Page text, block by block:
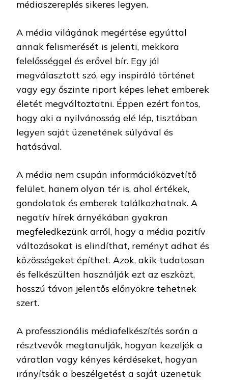
médiaszereplés sikeres legyen.
A média világának megértése egyúttal
annak felismerését is jelenti, mekkora
felelősséggel és erővel bír. Egy jól
megválasztott szó, egy inspiráló történet
vagy egy őszinte riport képes lehet emberek
életét megváltoztatni. Éppen ezért fontos,
hogy aki a nyilvánosság elé lép, tisztában
legyen saját üzenetének súlyával és
hatásával.
A média nem csupán információközvetítő
felület, hanem olyan tér is, ahol értékek,
gondolatok és emberek találkozhatnak. A
negatív hírek árnyékában gyakran
megfeledkezünk arról, hogy a média pozitív
változásokat is elindíthat, reményt adhat és
közösségeket építhet. Azok, akik tudatosan
és felkészülten használják ezt az eszközt,
hosszú távon jelentős előnyökre tehetnek
szert.
A professzionális médiafelkészítés során a
résztvevők megtanulják, hogyan kezeljék a
váratlan vagy kényes kérdéseket, hogyan
irányítsák a beszélgetést a saját üzenetük